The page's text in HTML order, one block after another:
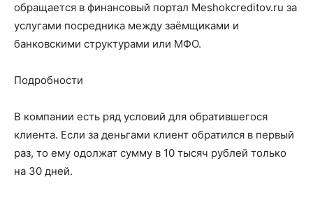
обращается в финансовый портал Meshokcreditov.ru за
услугами посредника между заёмщиками и
банковскими структурами или МФО.
Подробности
В компании есть ряд условий для обратившегося
клиента. Если за деньгами клиент обратился в первый
раз, то ему одолжат сумму в 10 тысяч рублей только
на 30 дней.